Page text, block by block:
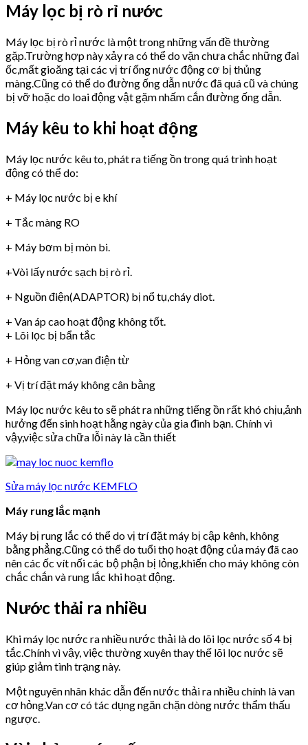
Máy lọc bị rò rỉ nước
Máy lọc bị rò rỉ nước là một trong những vấn đề thường
gặp.Trường hợp này xảy ra có thể do vặn chưa chắc những đai
ốc,mất gioăng tại các vị trí ống nước động cơ bị thủng
màng.Cũng có thể do đường ống dẫn nước đã quá cũ và chúng
bị vỡ hoặc do loai động vật gặm nhấm cắn đường ống dẫn.
Máy kêu to khi hoạt động
Máy lọc nước kêu to, phát ra tiếng ồn trong quá trình hoạt
động có thể do:
+ Máy lọc nước bị e khí
+ Tắc màng RO
+ Máy bơm bị mòn bi.
+Vòi lấy nước sạch bị rò rỉ.
+ Nguồn điện(ADAPTOR) bị nổ tụ,cháy diot.
+ Van áp cao hoạt động không tốt.
+ Lõi lọc bị bẩn tắc
+ Hỏng van cơ,van điện từ
+ Vị trí đặt máy không cân bằng
Máy lọc nước kêu to sẽ phát ra những tiếng ồn rất khó chịu,ảnh
hưởng đến sinh hoạt hằng ngày của gia đình bạn. Chính vì
vậy,việc sửa chữa lỗi này là cần thiết
Sửa máy lọc nước KEMFLO
Máy rung lắc mạnh
Máy bị rung lắc có thể do vị trí đặt máy bị cập kênh, không
bằng phẳng.Cũng có thể do tuổi thọ hoạt động của máy đã cao
nên các ốc vít nối các bộ phận bị lỏng,khiến cho máy không còn
chắc chắn và rung lắc khi hoạt động.
Nước thải ra nhiều
Khi máy lọc nước ra nhiều nước thải là do lõi lọc nước số 4 bị
tắc.Chính vì vậy, việc thường xuyên thay thế lõi lọc nước sẽ
giúp giảm tình trạng này.
Một nguyên nhân khác dẫn đến nước thải ra nhiều chính là van
cơ hỏng.Van cơ có tác dụng ngăn chặn dòng nước thẩm thấu
ngược.